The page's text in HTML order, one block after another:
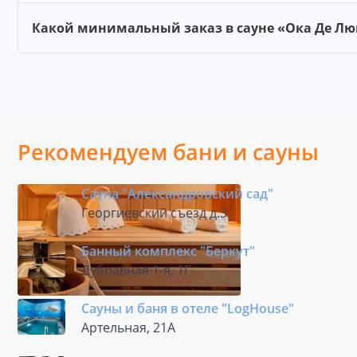
Какой минимальный заказ в сауне «Ока Де
Рекомендуем бани и сауны
Сауна "Александровский сад"
Георгиевский съезд д.3
Банный комплекс "Беркут"
Дубравная 1-я, 1Г
Сауны и баня в отеле "LogHousе"
Артельная, 21А